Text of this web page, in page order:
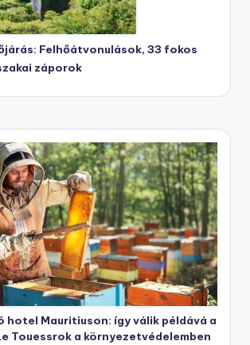
Felhőátvonulások, 33 fokos
záporok
Mauritiuson: így válik példává a
Touessrok a környezetvédelemben